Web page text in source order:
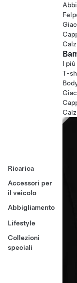
Ricarica
Accessori per
il veicolo
Abbigliamento
Lifestyle
Collezioni
speciali
I
T-